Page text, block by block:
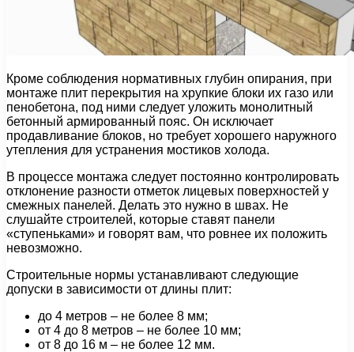
Кроме соблюдения нормативных глубин опирания, при
монтаже плит перекрытия на хрупкие блоки их газо или
пенобетона, под ними следует уложить монолитный
бетонный армированный пояс. Он исключает
продавливание блоков, но требует хорошего наружного
утепления для устранения мостиков холода.
В процессе монтажа следует постоянно контролировать
отклонение разности отметок лицевых поверхностей у
смежных панелей. Делать это нужно в швах. Не
слушайте строителей, которые ставят панели
«ступеньками» и говорят вам, что ровнее их положить
невозможно.
Строительные нормы устанавливают следующие
допуски в зависимости от длины плит:
до 4 метров – не более 8 мм;
от 4 до 8 метров – не более 10 мм;
от 8 до 16 м – не более 12 мм.